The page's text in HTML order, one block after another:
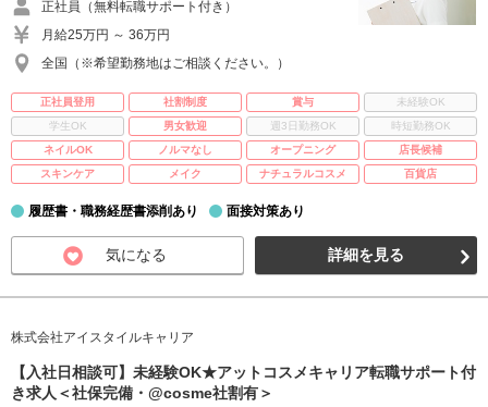
正社員（無料転職サポート付き）
月給25万円 ～ 36万円
全国（※希望勤務地はご相談ください。）
正社員登用 社割制度 賞与
未経験OK
学生OK
男女歓迎 週3日勤務OK
時短勤務OK
ネイルOK
ノルマなし オープニング
店長候補
スキンケア
メイク ナチュラルコスメ 百貨店
履歴書・職務経歴書添削あり 面接対策あり
気になる 詳細を見る
株式会社アイスタイルキャリア
【入社日相談可】未経験OK★アットコスメキャリア転職サポート付
き求人＜社保完備・@cosme社割有＞